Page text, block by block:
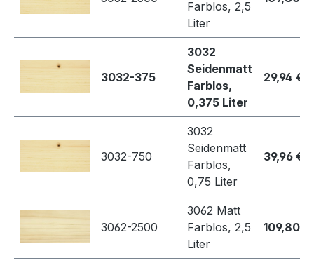
Farblos, 2,5
Liter
3032-375
3032
Seidenmatt
Farblos,
0,375 Liter
29,94 €
3032-750
3032
Seidenmatt
Farblos,
0,75 Liter
39,96 €
3062-2500
3062 Matt
Farblos, 2,5
Liter
109,80 €